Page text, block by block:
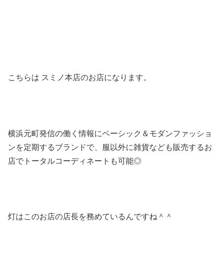
こちらは スミノ本店のお店になります。
横浜元町発信の働く情報にベーシック＆モダンファッショ
ンを定期するブランドで、服以外に雑貨なども販売するお
店でトータルコーディネートも可能◎
灯はこのお店の店長を務めているんですね＾＾